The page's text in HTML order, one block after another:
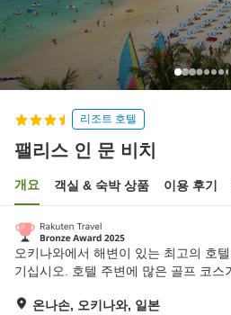
리조트 호텔
팰리스 인 문 비치
개요 객실 & 숙박 상품 이용 후기
오키나와에서 해변이 있는 최고의 호
기십시오. 호텔 주변에 많은 골프 코스
온나손, 오키나와, 일본